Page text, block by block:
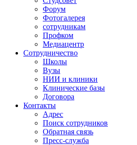
Форум
Фотогалерея
сотрудникам
Профком
Медиацентр
Сотрудничество
Школы
Вузы
НИИ и клиники
Клинические базы
Договора
Контакты
Адрес
Поиск сотрудников
Обратная связь
Пресс-служба